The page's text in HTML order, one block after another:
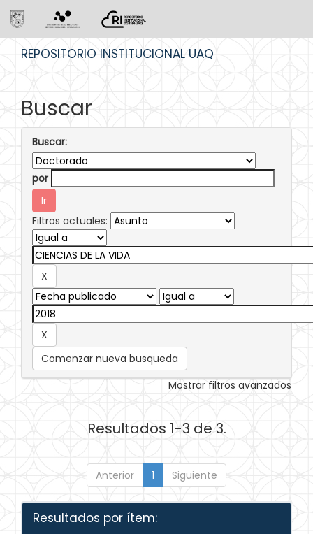
REPOSITORIO INSTITUCIONAL UAQ
Buscar
Buscar:
por
Filtros actuales:
Comenzar nueva busqueda
Mostrar filtros avanzados
Resultados 1-3 de 3.
Anterior 1 Siguiente
Resultados por ítem: